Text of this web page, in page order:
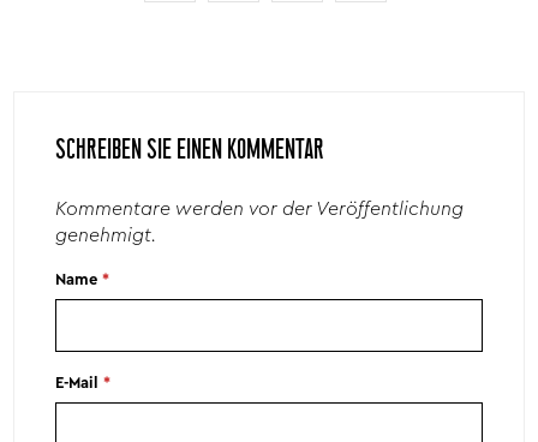
SCHREIBEN SIE EINEN KOMMENTAR
Kommentare werden vor der Veröffentlichung
genehmigt.
Name*
E-Mail*